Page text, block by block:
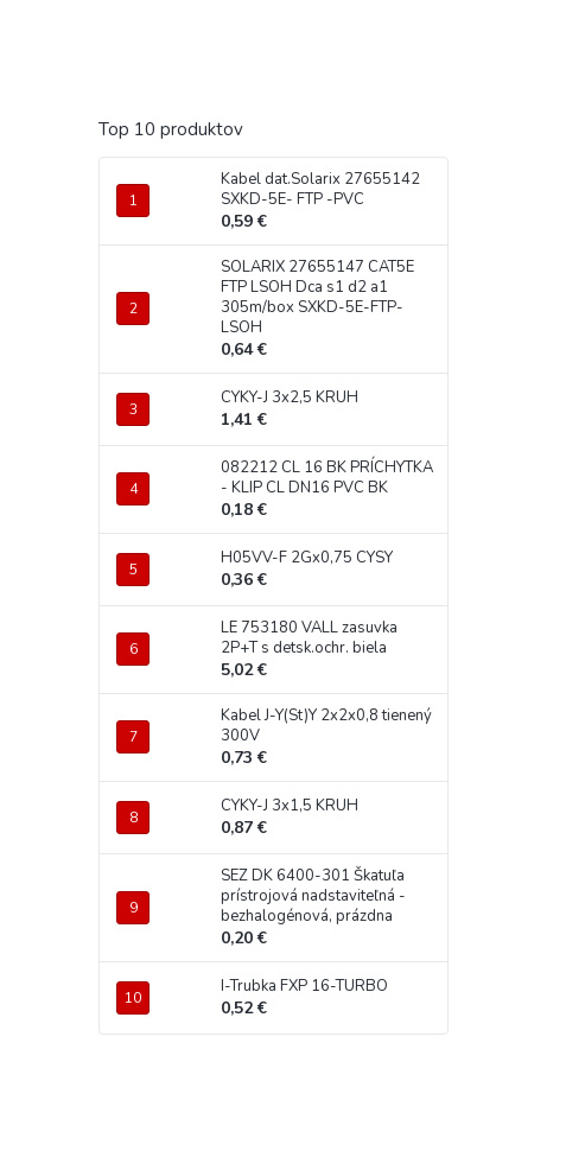
Top 10 produktov
Kabel dat.Solarix 27655142
SXKD-5E- FTP -PVC
0,59 €
SOLARIX 27655147 CAT5E
FTP LSOH Dca s1 d2 a1
305m/box SXKD-5E-FTP-
LSOH
0,64 €
CYKY-J 3x2,5 KRUH
1,41 €
082212 CL 16 BK PRÍCHYTKA
- KLIP CL DN16 PVC BK
0,18 €
H05VV-F 2Gx0,75 CYSY
0,36 €
LE 753180 VALL zasuvka
2P+T s detsk.ochr. biela
5,02 €
Kabel J-Y(St)Y 2x2x0,8 tienený
300V
0,73 €
CYKY-J 3x1,5 KRUH
0,87 €
SEZ DK 6400-301 Škatuľa
prístrojová nadstaviteľná -
bezhalogénová, prázdna
0,20 €
I-Trubka FXP 16-TURBO
0,52 €